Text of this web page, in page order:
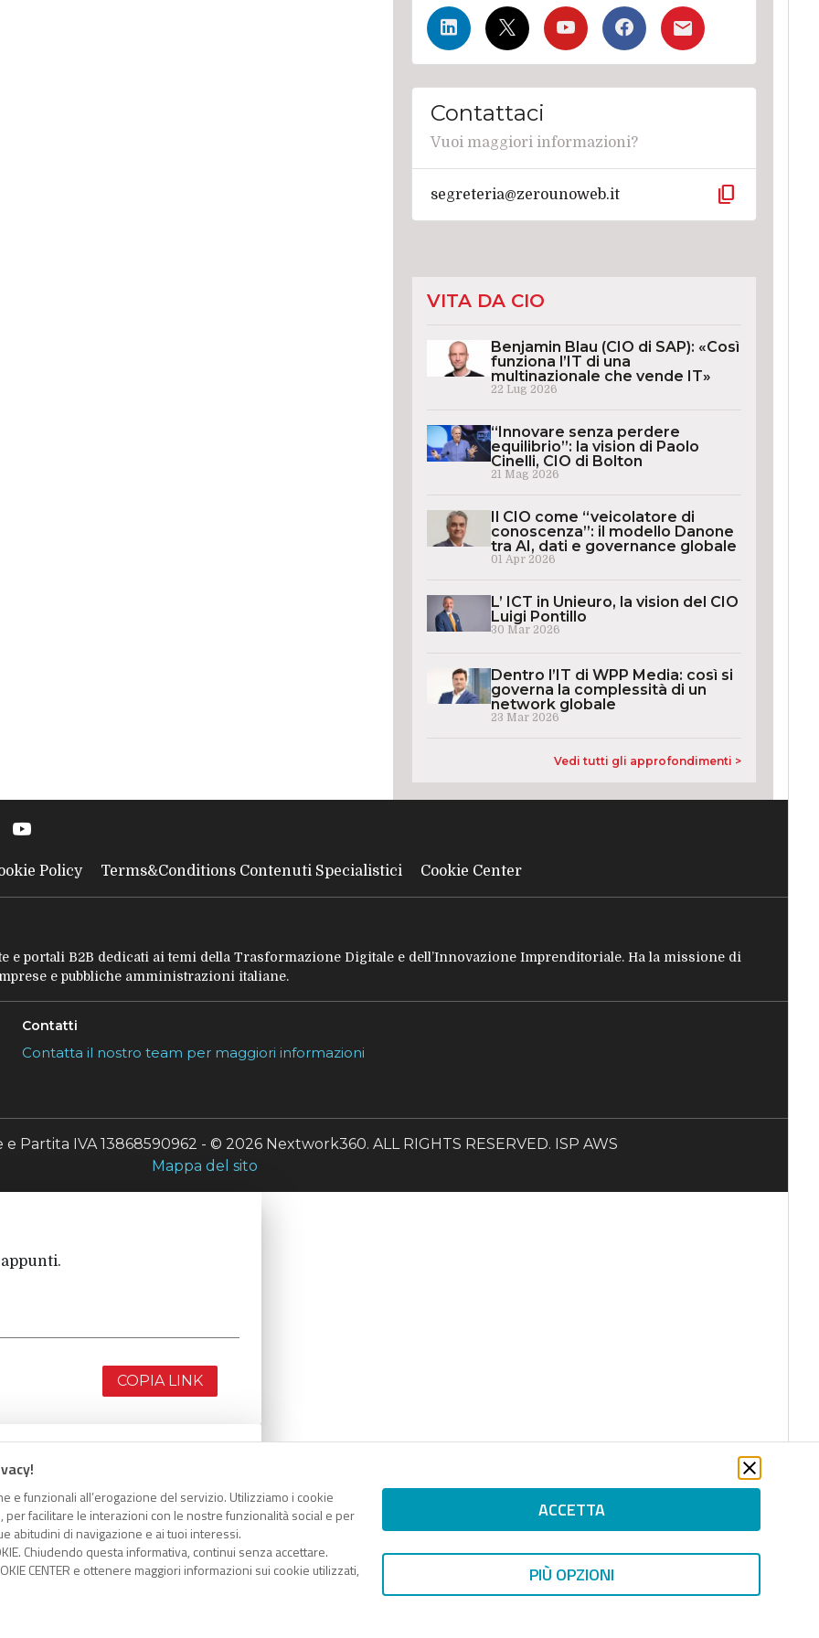
Contattaci
Vuoi maggiori informazioni?
segreteria@zerounoweb.it content_copy
VITA DA CIO
Benjamin Blau (CIO di SAP): «Così
funziona l’IT di una
multinazionale che vende IT»
22 Lug 2026
“Innovare senza perdere
equilibrio”: la vision di Paolo
Cinelli, CIO di Bolton
21 Mag 2026
Il CIO come “veicolatore di
conoscenza”: il modello Danone
tra AI, dati e governance globale
01 Apr 2026
L’ ICT in Unieuro, la vision del CIO
Luigi Pontillo
30 Mar 2026
Dentro l’IT di WPP Media: così si
governa la complessità di un
network globale
23 Mar 2026
Vedi tutti gli approfondimenti >
e funzionali all’erogazione del servizio. Utilizziamo i cookie
facilitare le interazioni con le nostre funzionalità social e per
abitudini di navigazione e ai tuoi interessi.
Chiudendo questa informativa, continui senza accettare.
CENTER e ottenere maggiori informazioni sui cookie utilizzati,
ACCETTA
PIÙ OPZIONI
Policy Terms&Conditions Contenuti Specialistici Cookie Center
e portali B2B dedicati ai temi della Trasformazione Digitale e dell’Innovazione Imprenditoriale. Ha la missione di
e pubbliche amministrazioni italiane.
Contatti
Contatta il nostro team per maggiori informazioni
Partita IVA 13868590962 - © 2026 Nextwork360. ALL RIGHTS RESERVED. ISP AWS
Mappa del sito
COPIA LINK